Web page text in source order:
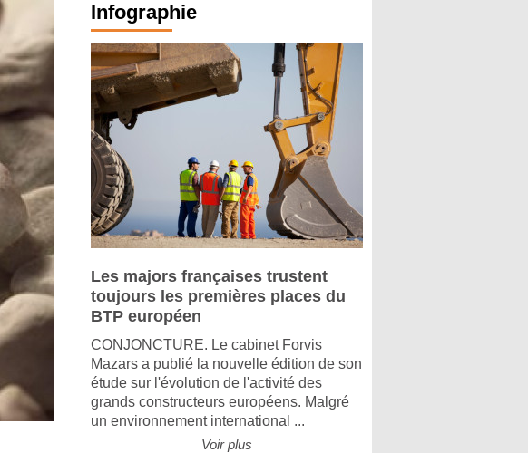
Infographie
Les majors françaises trustent
toujours les premières places du
BTP européen
CONJONCTURE. Le cabinet Forvis
Mazars a publié la nouvelle édition de son
étude sur l'évolution de l'activité des
grands constructeurs européens. Malgré
un environnement international ...
Voir plus